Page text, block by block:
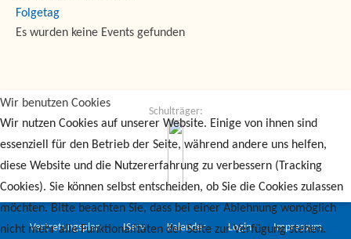
Folgetag
Es wurden keine Events gefunden
Schulträger:
Vertretungsplan IServ Kalender Login Impressum
Wir benutzen Cookies
Wir nutzen Cookies auf unserer Website. Einige von ihnen sind
essenziell für den Betrieb der Seite, während andere uns helfen,
diese Website und die Nutzererfahrung zu verbessern (Tracking
Cookies). Sie können selbst entscheiden, ob Sie die Cookies zulassen
möchten. Bitte beachten Sie, dass bei einer Ablehnung womöglich
nicht mehr alle Funktionalitäten der Seite zur Verfügung stehen.